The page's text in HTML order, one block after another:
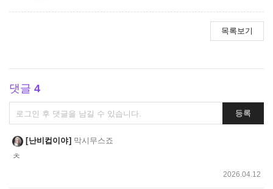
목록보기
댓글 4
댓
글
쓰
기
등록
난비컵이야 막시무스죠
ㅊ
2026.04.12